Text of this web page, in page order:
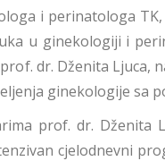
i perinatologa
u ginekologiji i
dr. Dženita Ljuca,
ginekologije
prof. dr. Dženita
cjelodnevni